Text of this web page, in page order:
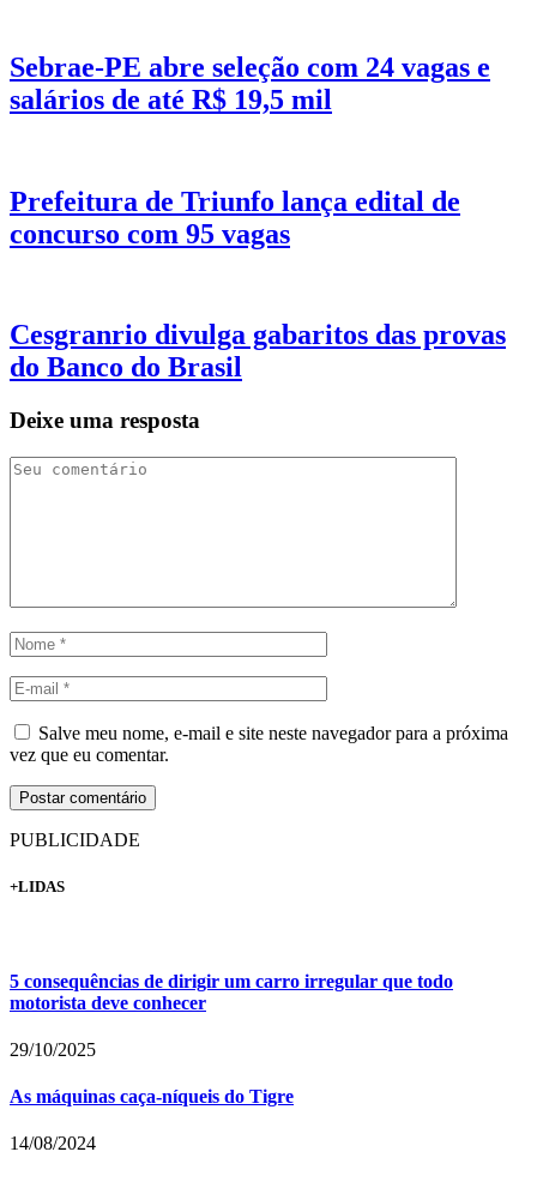
Sebrae-PE abre seleção com 24 vagas e
salários de até R$ 19,5 mil
Prefeitura de Triunfo lança edital de
concurso com 95 vagas
Cesgranrio divulga gabaritos das provas
do Banco do Brasil
Deixe uma resposta
Salve meu nome, e-mail e site neste navegador para a próxima
vez que eu comentar.
PUBLICIDADE
+LIDAS
5 consequências de dirigir um carro irregular que todo
motorista deve conhecer
29/10/2025
As máquinas caça-níqueis do Tigre
14/08/2024